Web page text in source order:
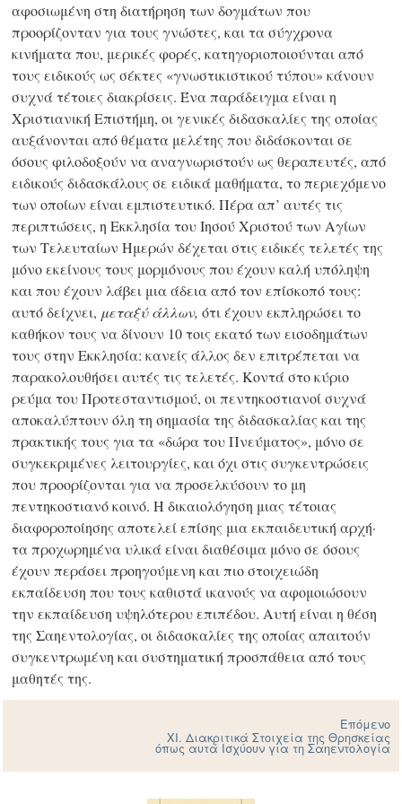
αφοσιωμένη στη διατήρηση των δογμάτων που
προορίζονταν για τους γνώστες, και τα σύγχρονα
κινήματα που, μερικές φορές, κατηγοριοποιούνται από
τους ειδικούς ως σέκτες «γνωστικιστικού τύπου» κάνουν
συχνά τέτοιες διακρίσεις. Ένα παράδειγμα είναι η
Χριστιανική Επιστήμη, οι γενικές διδασκαλίες της οποίας
αυξάνονται από θέματα μελέτης που διδάσκονται σε
όσους φιλοδοξούν να αναγνωριστούν ως θεραπευτές, από
ειδικούς διδασκάλους σε ειδικά μαθήματα, το περιεχόμενο
των οποίων είναι εμπιστευτικό. Πέρα απ’ αυτές τις
περιπτώσεις, η Εκκλησία του Ιησού Χριστού των Αγίων
των Τελευταίων Ημερών δέχεται στις ειδικές τελετές της
μόνο εκείνους τους μορμόνους που έχουν καλή υπόληψη
και που έχουν λάβει μια άδεια από τον επίσκοπό τους:
αυτό δείχνει, μεταξύ άλλων, ότι έχουν εκπληρώσει το
καθήκον τους να δίνουν 10 τοις εκατό των εισοδημάτων
τους στην Εκκλησία: κανείς άλλος δεν επιτρέπεται να
παρακολουθήσει αυτές τις τελετές. Κοντά στο κύριο
ρεύμα του Προτεσταντισμού, οι πεντηκοστιανοί συχνά
αποκαλύπτουν όλη τη σημασία της διδασκαλίας και της
πρακτικής τους για τα «δώρα του Πνεύματος», μόνο σε
συγκεκριμένες λειτουργίες, και όχι στις συγκεντρώσεις
που προορίζονται για να προσελκύσουν το μη
πεντηκοστιανό κοινό. Η δικαιολόγηση μιας τέτοιας
διαφοροποίησης αποτελεί επίσης μια εκπαιδευτική αρχή·
τα προχωρημένα υλικά είναι διαθέσιμα μόνο σε όσους
έχουν περάσει προηγούμενη και πιο στοιχειώδη
εκπαίδευση που τους καθιστά ικανούς να αφομοιώσουν
την εκπαίδευση υψηλότερου επιπέδου. Αυτή είναι η θέση
της Σαηεντολογίας, οι διδασκαλίες της οποίας απαιτούν
συγκεντρωμένη και συστηματική προσπάθεια από τους
μαθητές της.
Επόμενο
ΧΙ. Διακριτικά Στοιχεία της Θρησκείας
όπως αυτά Ισχύουν για τη Σαηεντολογία